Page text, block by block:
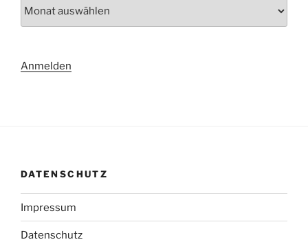
Anmelden
DATENSCHUTZ
Impressum
Datenschutz